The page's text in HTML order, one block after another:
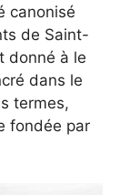
canonisé
de Saint-
donné à le
dans le
termes,
fondée par